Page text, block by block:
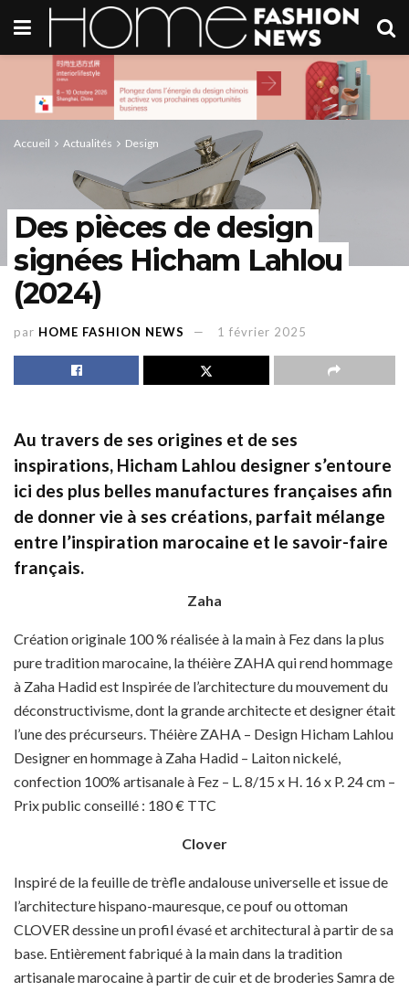
Accueil Actualités Design
Des pièces de design
signées Hicham Lahlou
(2024)
par HOME FASHION NEWS 1 février 2025
Au travers de ses origines et de ses
inspirations, Hicham Lahlou designer s’entoure
ici des plus belles manufactures françaises afin
de donner vie à ses créations, parfait mélange
entre l’inspiration marocaine et le savoir-faire
français.
Zaha
Création originale 100 % réalisée à la main à Fez dans la plus
pure tradition marocaine, la théière ZAHA qui rend hommage
à Zaha Hadid est Inspirée de l’architecture du mouvement du
déconstructivisme, dont la grande architecte et designer était
l’une des précurseurs. Théière ZAHA – Design Hicham Lahlou
Designer en hommage à Zaha Hadid – Laiton nickelé,
confection 100% artisanale à Fez – L. 8/15 x H. 16 x P. 24 cm –
Prix public conseillé : 180 € TTC
Clover
Inspiré de la feuille de trèfle andalouse universelle et issue de
l’architecture hispano-mauresque, ce pouf ou ottoman
CLOVER dessine un profil évasé et architectural à partir de sa
base. Entièrement fabriqué à la main dans la tradition
artisanale marocaine à partir de cuir et de broderies Samra de